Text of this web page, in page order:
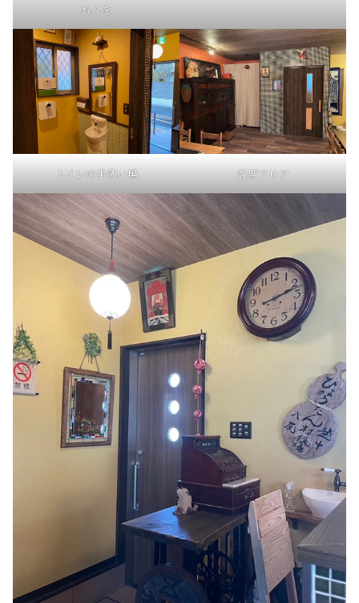
れんを
トイレの手洗い場 客席フロア